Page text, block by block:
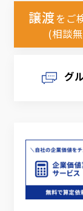
譲渡をご
(相談
グ